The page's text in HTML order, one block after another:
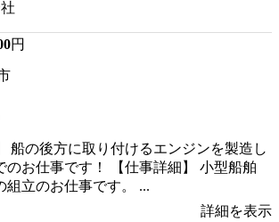
円
船の後方に取り付けるエンジンを製造し
のお仕事です！ 【仕事詳細】 小型船舶
組立のお仕事です。 ...
詳細を表示